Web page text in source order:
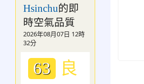
Hsinchu的即
時空氣品質
2026年08月07日 12時
32分
63 良